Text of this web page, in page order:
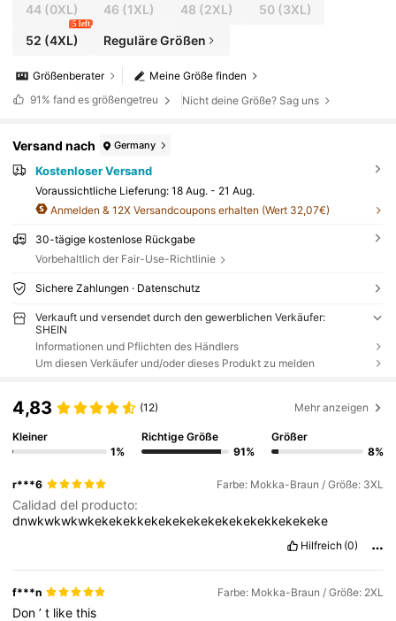
44(0XL) 46 (1XL) 48 (2XL) 50(3XL)
52 (4XL)
5 left
Reguläre Größen
Meine Größe finden
Größenberater
91% fand es größengetreu Nicht deine Größe? Sag uns
Versand nach Germany
Kostenloser Versand
Voraussichtliche Lieferung: 18 Aug. - 21 Aug.
Anmelden & 12X Versandcoupons erhalten (Wert 32,07€)
30-tägige kostenlose Rückgabe
Vorbehaltlich der Fair-Use-Richtlinie
Sichere Zahlungen · Datenschutz
Verkauft und versendet durch den gewerblichen Verkäufer:
SHEIN
Informationen und Pflichten des Händlers
Um diesen Verkäufer und/oder dieses Produkt zu melden
4,83 (12) Mehr anzeigen
Kleiner
1%
Richtige Größe
91%
Größer
8%
r***6 Farbe: Mokka-Braun / Größe: 3XL
Calidad del producto:
dnwkwkwkwkekekekkekekekekekekekekekkekekeke
Hilfreich (0)
f***n Farbe: Mokka-Braun / Größe: 2XL
Don’t likethis